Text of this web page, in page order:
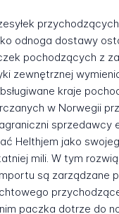
odnoga dostawy
pochodzących z
zewnętrznej
kraje
w Norwegii
sprzedawcy
Helthjem jako
mili. W tym
są zarządzane
paczka dotrze do